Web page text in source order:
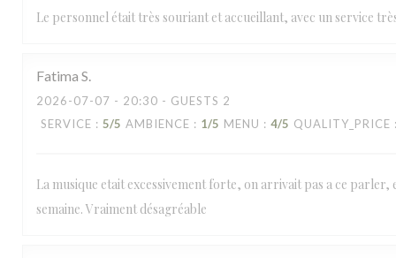
Le personnel était très souriant et accueillant, avec un service
Fatima S
2026-07-07 - 20:30 - GUESTS 2
SERVICE : 5/5 AMBIENCE : 1/5 MENU : 4/5 QUALITY_PRICE
La musique etait excessivement forte, on arrivait pas a ce parler,
semaine. Vraiment désagréable